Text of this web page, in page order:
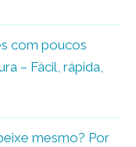
com poucos
– Fácil, rápida,
mesmo? Por